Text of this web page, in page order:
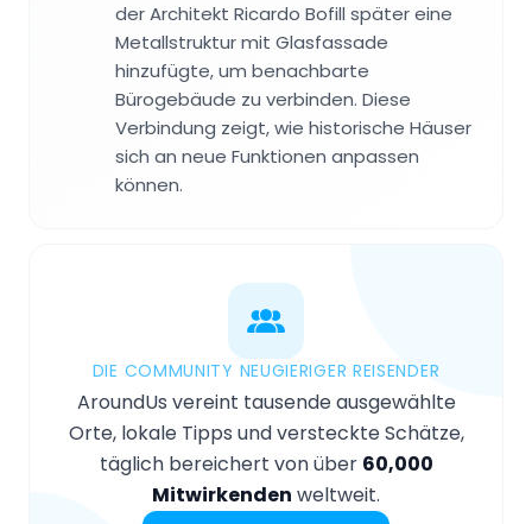
der Architekt Ricardo Bofill später eine
Metallstruktur mit Glasfassade
hinzufügte, um benachbarte
Bürogebäude zu verbinden. Diese
Verbindung zeigt, wie historische Häuser
sich an neue Funktionen anpassen
können.
DIE COMMUNITY NEUGIERIGER REISENDER
AroundUs vereint tausende ausgewählte
Orte, lokale Tipps und versteckte Schätze,
täglich bereichert von über 60,000
Mitwirkenden weltweit.